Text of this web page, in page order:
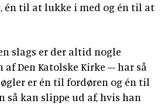
til at lukke i med og én til at
slags er der altid nogle
af Den Katolske Kirke – har så
er én til fordøren og én til
så kan slippe ud af, hvis han